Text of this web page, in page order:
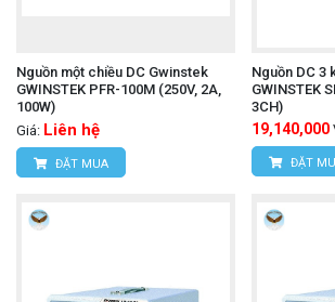
Nguồn một chiều DC Gwinstek
GWINSTEK PFR-100M (250V, 2A,
100W)
Giá: Liên hệ
ĐẶT MUA
Nguồn DC 3
GWINSTEK
3CH)
19,140,000
ĐẶT